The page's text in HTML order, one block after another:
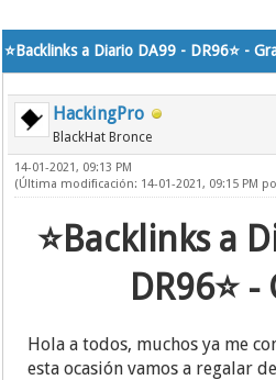
⭐️Backlinks a Diario DA99 - DR96⭐️ -
HackingPro
BlackHat Bronce
14-01-2021, 09:13 PM
(Última modificación: 14-01-2021, 09:15 PM
⭐️Backlinks a
DR96⭐️
Hola a todos, muchos ya me
esta ocasión vamos a regalar